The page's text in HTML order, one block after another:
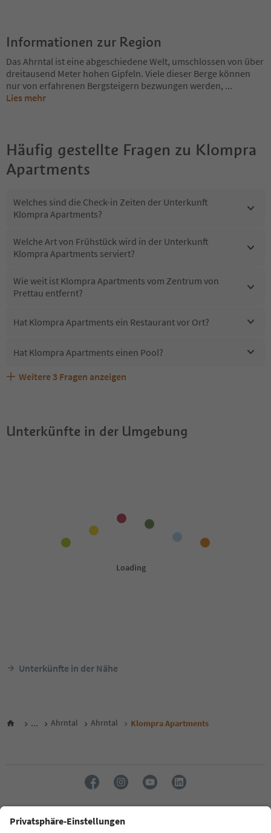
Informationen zur Region
Das Ahrntal ist eine abgeschiedene Welt, umschlossen von über
dreitausend Meter hohen Gipfeln. Viele dieser Berge können
nur von erfahrenen Bergsteigern bezwungen werden, ...
Lies mehr
Häufig gestellte Fragen zu Klompra
Apartments
Welches sind die Check-in Zeiten der Unterkunft
Klompra Apartments?
Welche Art von Frühstück wird in der Unterkunft
Klompra Apartments serviert?
Wie weit ist Klompra Apartments vom Zentrum von
Prettau entfernt?
Hat Klompra Apartments ein Restaurant vor Ort?
Hat Klompra Apartments einen Pool?
Sind Haustiere in der Unterkunft Klompra Apartments
Welche Services bietet Klompra Apartments?
Erhalten die Gäste von Klompra Apartments einen
Weitere 3 Fragen anzeigen
Unterkünfte in der Umgebung
Unterkünfte in der Nähe
... Ahrntal Ahrntal Klompra Apartments
Sprache: Deutsch